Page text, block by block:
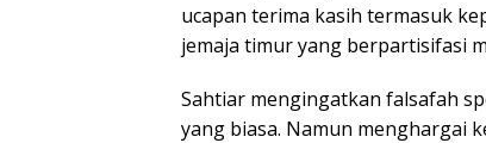
ucapan terima kasih termasuk
jemaja timur yang berpartisifasi
Sahtiar mengingatkan falsafah
yang biasa. Namun menghargai